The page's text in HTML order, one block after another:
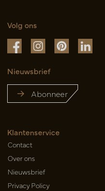
Volg ons
Nieuwsbrief
Abonneer
Klantenservice
Contact
Over ons
Nieuwsbrief
Privacy Policy